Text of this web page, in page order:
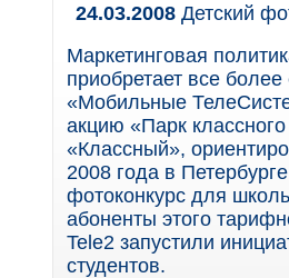
24.03.2008 Детский
Маркетинговая
приобретает все
«Мобильные
акцию «Парк
«Классный»,
2008 года в
фотоконкурс для
абоненты этого
Tele2 запустили
студентов.